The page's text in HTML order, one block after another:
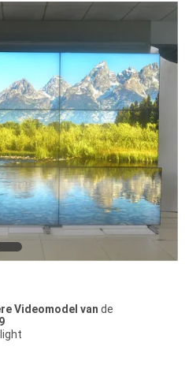
Videomodel van de